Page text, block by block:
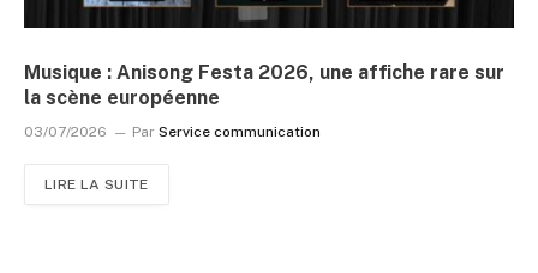
Musique : Anisong Festa 2026, une affiche rare sur
la scène européenne
03/07/2026 Par Service communication
LIRE LA SUITE